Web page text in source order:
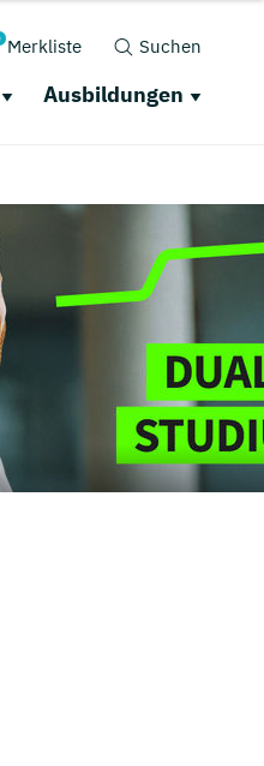
Merkliste Suchen
Ausbildungen